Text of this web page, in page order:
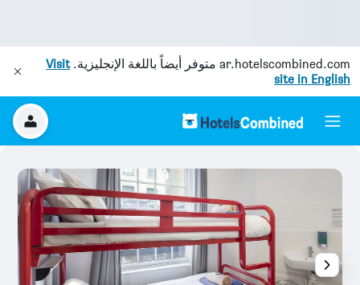
ar.hotelscombined.com متوفر أيضاً باللغة الإنجليزية.Visit
site in English